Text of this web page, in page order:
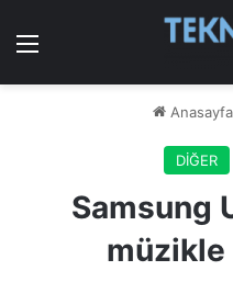
Menü
Anasayfa
DİĞER
Samsung